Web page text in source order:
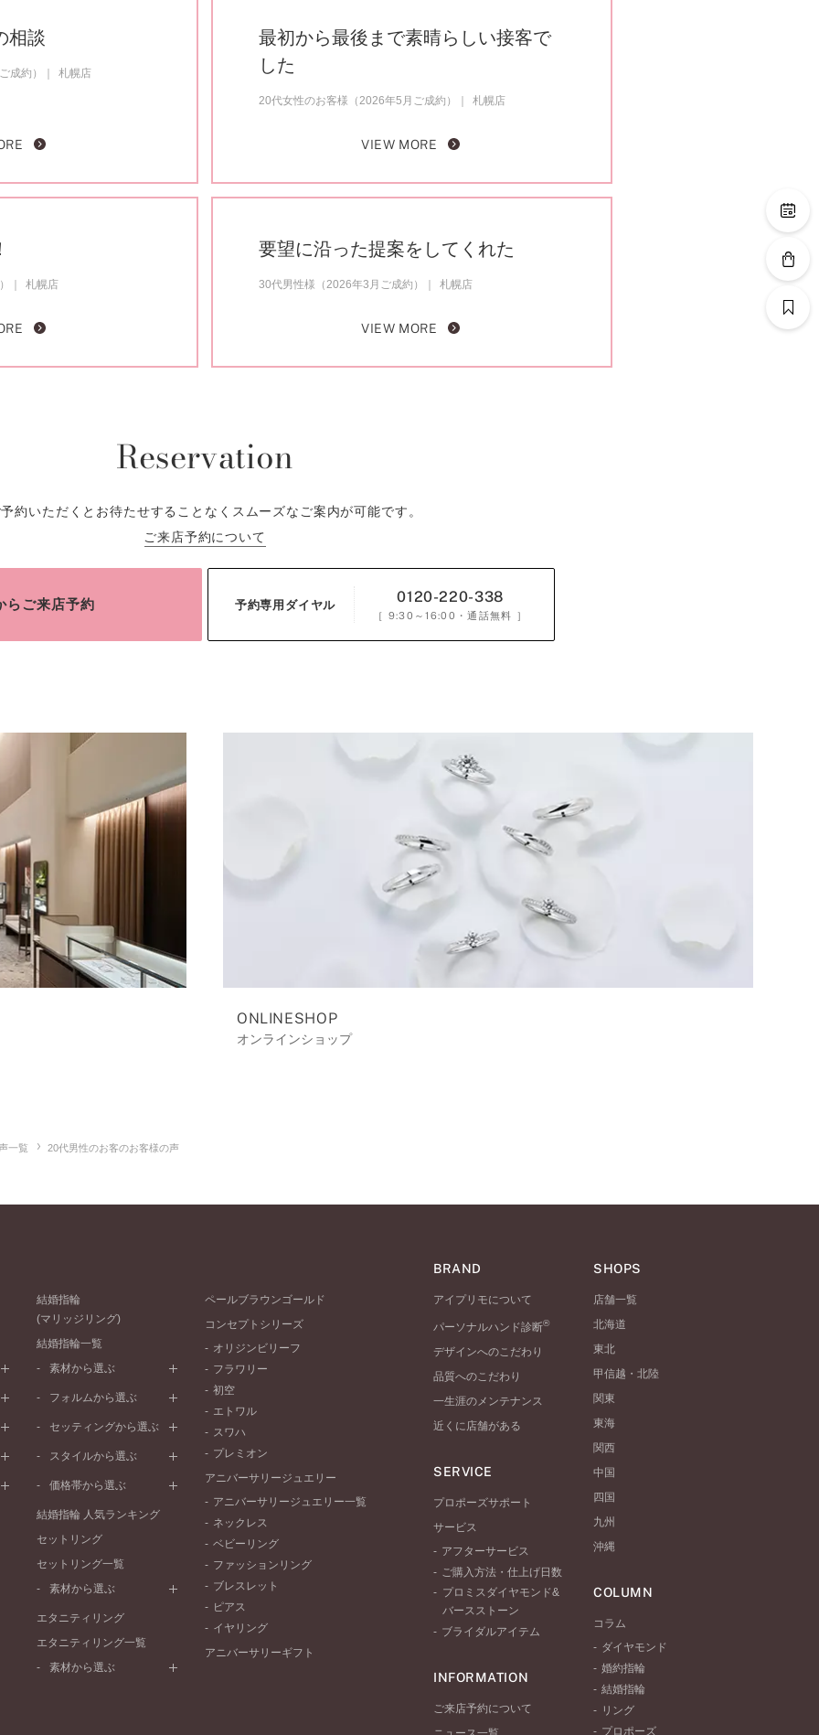
相談
成約） 札幌店
最初から最後まで素晴らしい接客で
した
20代女性のお客様（2026年5月ご成約） 札幌店
VIEW MORE
札幌店
要望に沿った提案をしてくれた
30代男性様（2026年3月ご成約） 札幌店
VIEW MORE
Reservation
約いただくとお待たせすることなくスムーズなご案内が可能です。
ご来店予約について
らご来店予約 予約専用ダイヤル 0120-220-338
［ 9:30～16:00 ・通話無料 ］
ONLINESHOP
オンラインショップ
一覧 20代男性のお客のお客様の声
結婚指輪
(マリッジリング)
結婚指輪一覧
素材から選ぶ
プラチナ
ピンクゴールド
ペールブラウンゴールド
フォルムから選ぶ
ストレートライン
V字ライン
セッティングから選ぶ
プレーン
セベラルメレ
ラインメレ
スタイルから選ぶ
シンプル
モード
エレガント
ゴージャス
価格帯から選ぶ
50万円～
20万円～30万円
10万円～20万円
結婚指輪 人気ランキング
セットリング
セットリング一覧
素材から選ぶ
プラチナ
ペールブラウンゴールド
エタニティリング
エタニティリング一覧
素材から選ぶ
ペールブラウンゴールド
コンセプトシリーズ
オリジンビリーフ
フラワリー
初空
エトワル
スワハ
プレミオン
アニバーサリージュエリー
アニバーサリージュエリー一覧
ネックレス
ベビーリング
ファッションリング
ブレスレット
ピアス
イヤリング
アニバーサリーギフト
BRAND
アイプリモについて
パーソナルハンド診断®
デザインへのこだわり
品質へのこだわり
一生涯のメンテナンス
近くに店舗がある
SERVICE
プロポーズサポート
サービス
アフターサービス
ご購入方法・仕上げ日数
プロミスダイヤモンド&
バースストーン
ブライダルアイテム
INFORMATION
ご来店予約について
SHOPS
店舗一覧
北海道
東北
甲信越・北陸
関東
東海
関西
中国
四国
九州
沖縄
COLUMN
コラム
ダイヤモンド
婚約指輪
結婚指輪
リング
プロポーズ